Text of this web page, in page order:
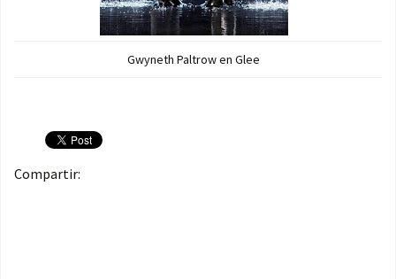
Gwyneth Paltrow en Glee
Compartir: